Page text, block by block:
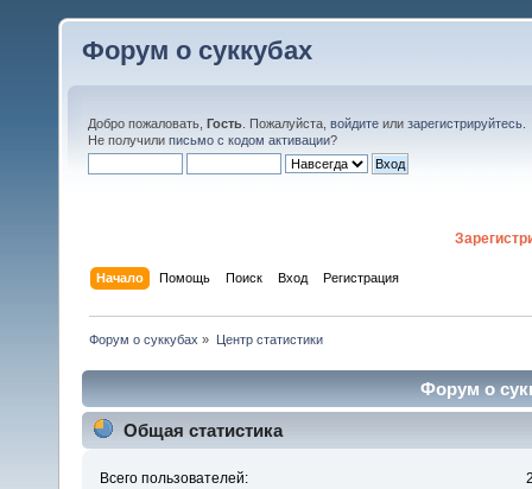
Форум о суккубах
Добро пожаловать, Гость . Пожалуйста, войдите или зарегистрируйтесь
Не получили письмо с кодом активации?
Начало Помощь Поиск Вход Регистрация
Форум о суккубах » Центр статистики
Форум о
Общая статистика
Всего пользователей: